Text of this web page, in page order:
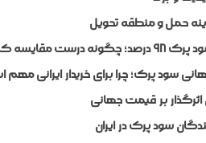
درست مقایسه کنیم؟
سود پرک؛ چرا برای خریدار ایرانی
اثرگذار بر قیمت جهانی
سود پرک در ایران